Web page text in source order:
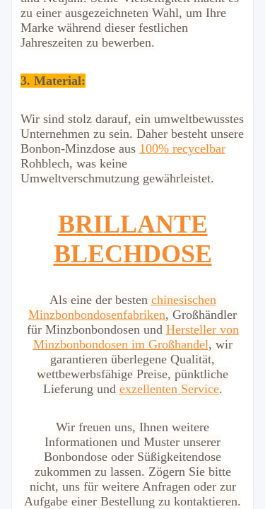
zu einer ausgezeichneten Wahl, um Ihre
Marke während dieser festlichen
Jahreszeiten zu bewerben.
3. Material:
Wir sind stolz darauf, ein umweltbewusstes
Unternehmen zu sein. Daher besteht unsere
Bonbon-Minzdose aus 100% recycelbar
Rohblech, was keine
Umweltverschmutzung gewährleistet.
BRILLANTE
BLECHDOSE
Als eine der besten chinesischen
Minzbonbondosenfabriken, Großhändler
für Minzbonbondosen und Hersteller von
Minzbonbondosen im Großhandel, wir
garantieren überlegene Qualität,
wettbewerbsfähige Preise, pünktliche
Lieferung und exzellenten Service.
Wir freuen uns, Ihnen weitere
Informationen und Muster unserer
Bonbondose oder Süßigkeitendose
zukommen zu lassen. Zögern Sie bitte
nicht, uns für weitere Anfragen oder zur
Aufgabe einer Bestellung zu kontaktieren.